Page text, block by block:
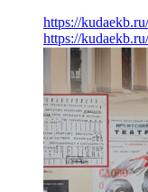
https://
https://